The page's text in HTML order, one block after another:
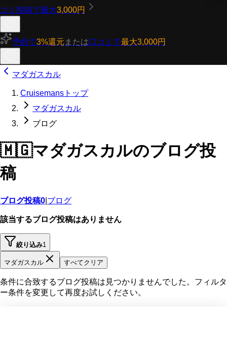
コミ投稿で最大3,000円
予約で3%還元 または口コミで最大3,000円
マダガスカル
Cruisemansトップ
マダガスカル
ブログ
🇲🇬マダガスカルのブログ投
稿
ブログ投稿0 ブログ
該当するブログ投稿はありません
絞り込み1
マダガスカル すべてクリア
条件に合致するブログ投稿は見つかりませんでした。フィルタ
ー条件を変更して再度お試しください。